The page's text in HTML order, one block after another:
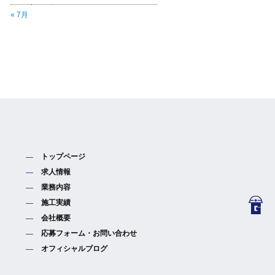
« 7月
トップページ
求人情報
業務内容
施工実績
会社概要
応募フォーム・お問い合わせ
オフィシャルブログ